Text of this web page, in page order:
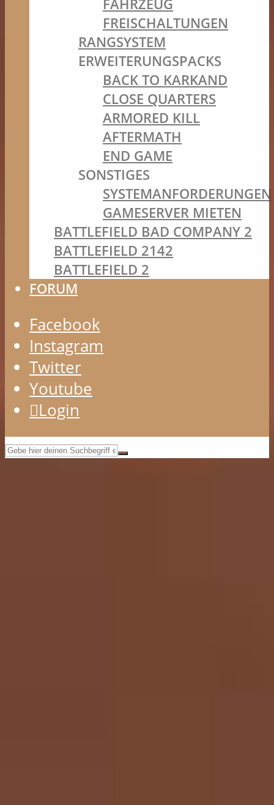
FAHRZEUG
FREISCHALTUNGEN
RANGSYSTEM
ERWEITERUNGSPACKS
BACK TO KARKAND
CLOSE QUARTERS
ARMORED KILL
AFTERMATH
END GAME
SONSTIGES
SYSTEMANFORDERUNGEN
GAMESERVER MIETEN
BATTLEFIELD BAD COMPANY 2
BATTLEFIELD 2142
BATTLEFIELD 2
FORUM
Facebook
Instagram
Twitter
Youtube
Login